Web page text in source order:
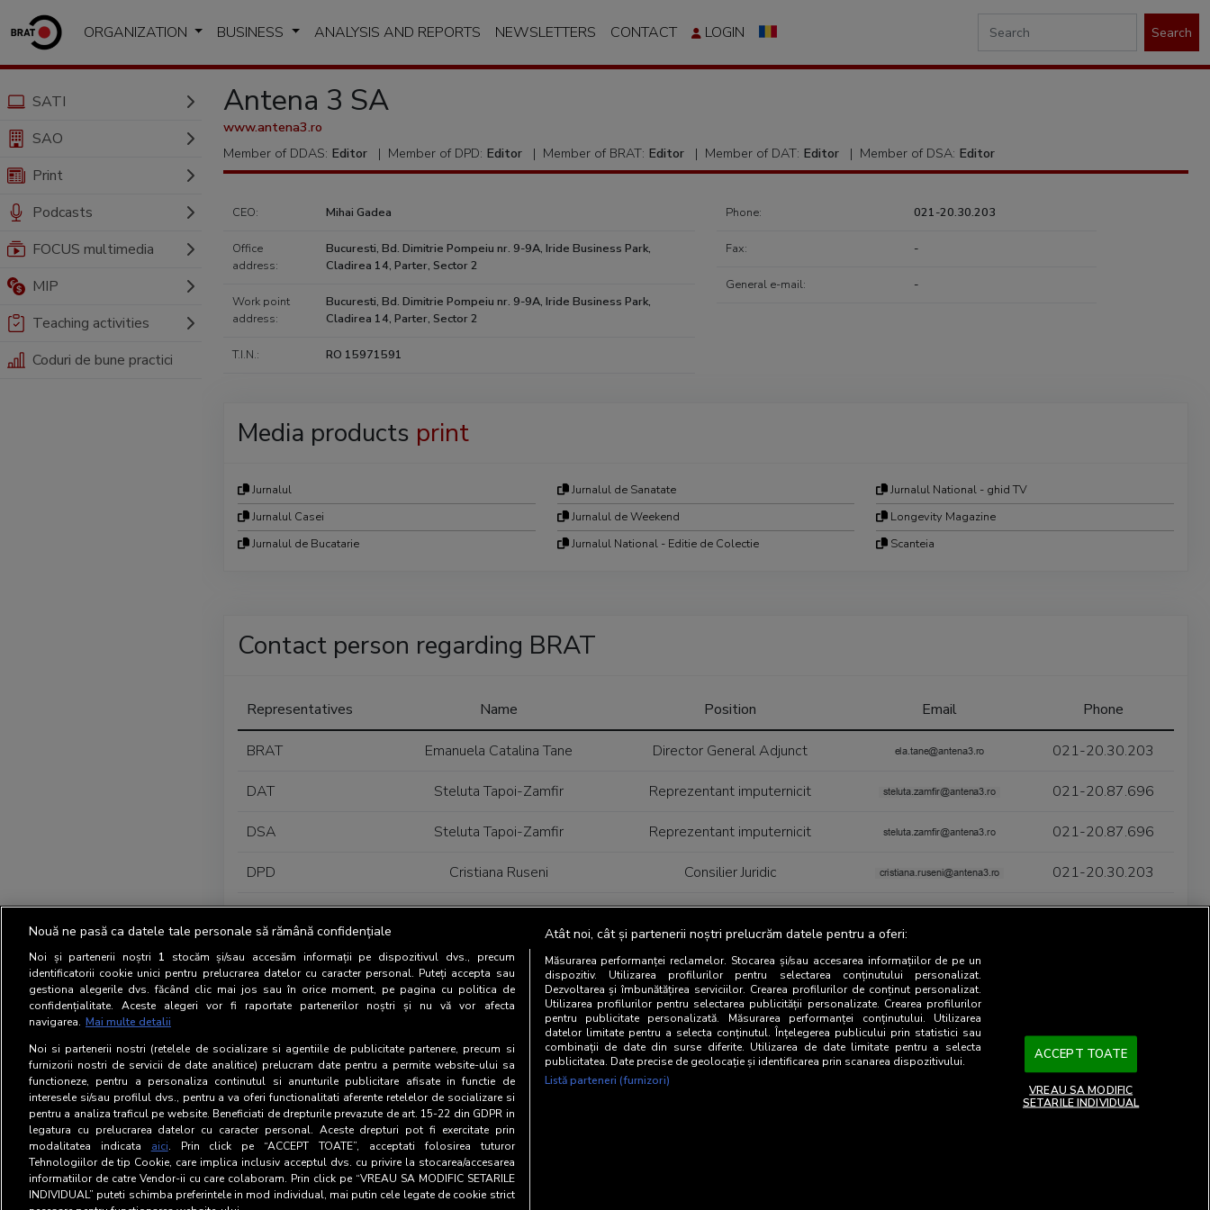
ORGANIZATION BUSINESS ANALYSIS AND REPORTS NEWSLETTERS CONTACT LOGIN Search
SATI
SAO
Print
Podcasts
FOCUS multimedia
MIP
Teaching activities
Coduri de bune practici
Antena 3 SA
www.antena3.ro
Member of DDAS: Editor | Member of DPD: Editor | Member of BRAT: Editor | Member of DAT: Editor | Member of DSA: Editor
CEO: Mihai Gadea
Office
address:
Bucuresti, Bd. Dimitrie Pompeiu nr. 9-9A, Iride Business Park,
Cladirea 14, Parter, Sector 2
Work point
address:
Bucuresti, Bd. Dimitrie Pompeiu nr. 9-9A, Iride Business Park,
Cladirea 14, Parter, Sector 2
T.I.N.: RO 15971591
Phone: 021-20.30.203
Fax: -
General e-mail: -
Media products print
Jurnalul
Jurnalul Casei
Jurnalul de Bucatarie
Jurnalul de Sanatate
Jurnalul de Weekend
Jurnalul National - Editie de Colectie
Jurnalul National - ghid TV
Longevity Magazine
Scanteia
Contact person regarding BRAT
Representatives Name Position Email Phone
BRAT Emanuela Catalina Tane Director General Adjunct 021-20.30.203
DAT Steluta Tapoi-Zamfir Reprezentant imputernicit 021-20.87.696
DSA Steluta Tapoi-Zamfir Reprezentant imputernicit 021-20.87.696
DPD Cristiana Ruseni Consilier Juridic 021-20.30.203
DPD Valentina-Adriana Dutulescu Director Departament Online -
DDAS Steluta Tapoi-Zamfir Reprezentant imputernicit
Department Department chief Position Email
Publicitate Online George Ștefănucă Online Sales Director 021-20.30.203
Publicitate Print Roxana Iacob Manager Proiect 021-20.30.203
Nouă ne pasă ca datele tale personale să rămână confidențiale
Noi și partenerii noștri 1 stocăm și/sau accesăm informații pe dispozitivul dvs., precum
identificatorii cookie unici pentru prelucrarea datelor cu caracter personal. Puteți accepta sau
gestiona alegerile dvs. făcând clic mai jos sau în orice moment, pe pagina cu politica de
confidențialitate. Aceste alegeri vor fi raportate partenerilor noștri și nu vă vor afecta
navigarea. Mai multe detalii
Noi si partenerii nostri (retelele de socializare si agentiile de publicitate partenere, precum si
furnizorii nostri de servicii de date analitice) prelucram date pentru a permite website-ului sa
functioneze, pentru a personaliza continutul si anunturile publicitare afisate in functie de
interesele si/sau profilul dvs., pentru a va oferi functionalitati aferente retelelor de socializare si
pentru a analiza traficul pe website. Beneficiati de drepturile prevazute de art. 15-22 din GDPR in
legatura cu prelucrarea datelor cu caracter personal. Aceste drepturi pot fi exercitate prin
modalitatea indicata aici. Prin click pe “ACCEPT TOATE”, acceptati folosirea tuturor
Tehnologiilor de tip Cookie, care implica inclusiv acceptul dvs. cu privire la stocarea/accesarea
informatiilor de catre Vendor-ii cu care colaboram. Prin click pe “VREAU SA MODIFIC SETARILE
INDIVIDUAL” puteti schimba preferintele in mod individual, mai putin cele legate de cookie strict
Atât noi, cât și partenerii noștri prelucrăm datele pentru a oferi:
Măsurarea performanței reclamelor. Stocarea și/sau accesarea informațiilor de pe un
dispozitiv. Utilizarea profilurilor pentru selectarea conținutului personalizat.
Dezvoltarea și îmbunătățirea serviciilor. Crearea profilurilor de conținut personalizat.
Utilizarea profilurilor pentru selectarea publicității personalizate. Crearea profilurilor
pentru publicitate personalizată. Măsurarea performanței conținutului. Utilizarea
datelor limitate pentru a selecta conținutul. Înțelegerea publicului prin statistici sau
combinații de date din surse diferite. Utilizarea de date limitate pentru a selecta
publicitatea. Date precise de geolocație și identificarea prin scanarea dispozitivului.
Listă parteneri (furnizori)
ACCEPT TOATE
VREAU SA MODIFIC
SETARILE INDIVIDUAL